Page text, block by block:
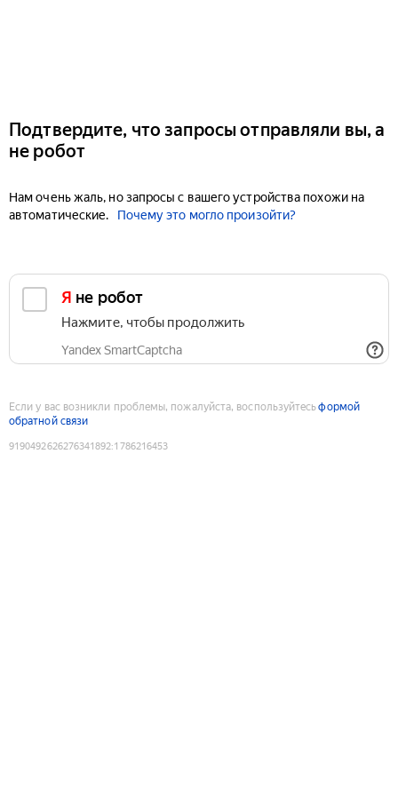
Подтвердите, что запросы отправляли вы, а
не робот
Нам очень жаль, но запросы с вашего устройства похожи на
автоматические.
Почему это могло произойти?
Я не робот
Нажмите, чтобы продолжить
Yandex SmartCaptcha
Если у вас возникли проблемы, пожалуйста, воспользуйтесьформой
обратной связи
9190492626276341892:1786216453